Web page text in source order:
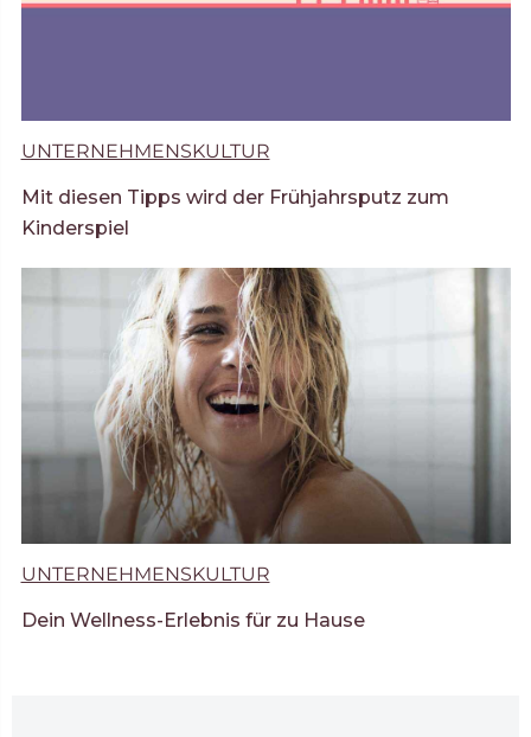
UNTERNEHMENSKULTUR
Mit diesen Tipps wird der Frühjahrsputz zum
Kinderspiel
UNTERNEHMENSKULTUR
Dein Wellness-Erlebnis für zu Hause